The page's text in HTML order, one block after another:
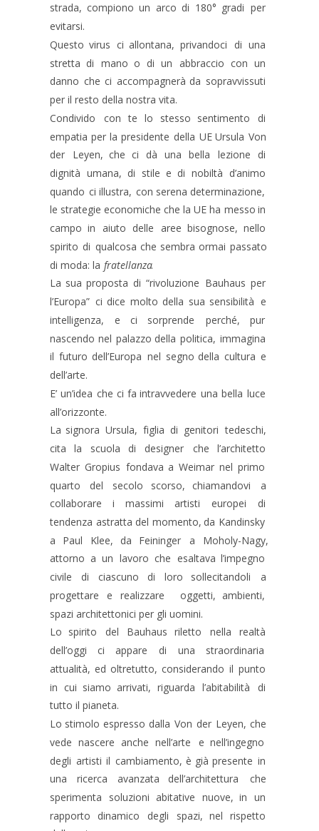
strada, compiono un arco di 180° gradi per
evitarsi.
Questo virus ci allontana, privandoci di una
stretta di mano o di un abbraccio con un
danno che ci accompagnerà da sopravvissuti
per il resto della nostra vita.
Condivido
con te lo stesso sentimento
di
empatia per la presidente della UE Ursula Von
der
Leyen, che ci dà una bella lezione
di
dignità umana, di stile e di nobiltà d’animo
quando ci illustra, con serena determinazione,
le strategie economiche che la UE ha messo in
campo in aiuto delle aree bisognose, nello
spirito di qualcosa che sembra ormai passato
di moda: la fratellanza.
La sua proposta di “rivoluzione Bauhaus per
l’Europa” ci dice molto della sua sensibilità e
intelligenza,
e ci sorprende perché,
pur
nascendo nel palazzo della politica, immagina
il futuro dell’Europa nel segno della cultura e
dell’arte.
E’ un’idea che ci fa intravvedere una bella luce
all’orizzonte.
La signora Ursula, figlia di genitori tedeschi,
cita
la scuola di designer che
l’architetto
Walter Gropius fondava a Weimar nel primo
quarto
del secolo scorso, chiamandovi
a
collaborare
i massimi artisti europei
di
tendenza astratta del momento, da Kandinsky
a
Paul Klee, da Feininger a
Moholy-Nagy,
attorno a un lavoro che esaltava l’impegno
civile
di ciascuno di loro sollecitandoli
a
progettare
e realizzare oggetti, ambienti,
spazi architettonici per gli uomini.
Lo spirito del Bauhaus riletto nella
realtà
dell’oggi
ci appare di una
straordinaria
attualità, ed oltretutto, considerando il punto
in cui siamo arrivati, riguarda l’abitabilità
di
tutto il pianeta.
Lo stimolo espresso dalla Von der Leyen, che
vede nascere anche nell’arte e nell’ingegno
degli artisti il cambiamento, è già presente in
una
ricerca avanzata dell’architettura
che
sperimenta
soluzioni abitative nuove, in un
rapporto
dinamico degli spazi, nel rispetto